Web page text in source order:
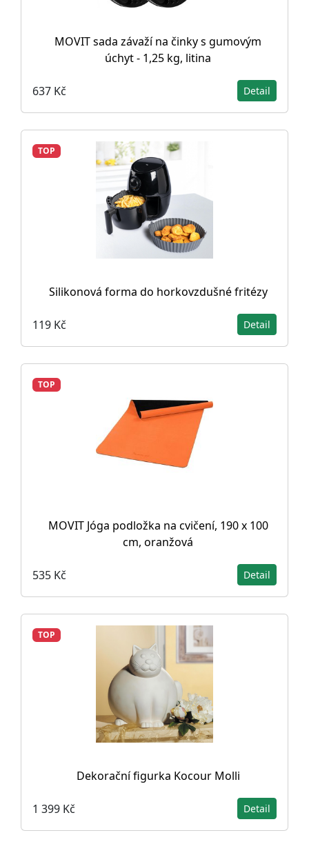
MOVIT sada závaží na činky s gumovým
úchyt - 1,25 kg, litina
637 Kč Detail
TOP
Silikonová forma do horkovzdušné fritézy
119 Kč Detail
TOP
MOVIT Jóga podložka na cvičení, 190 x 100
cm, oranžová
535 Kč Detail
TOP
Dekorační figurka Kocour Molli
1 399 Kč Detail